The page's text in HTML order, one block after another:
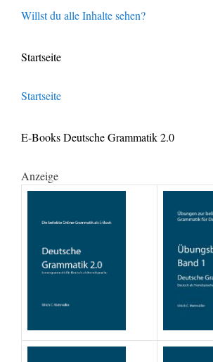
Willst du alle Inhalte sehen?
Startseite
Startseite
E-Books Deutsche Grammatik 2.0
Anzeige